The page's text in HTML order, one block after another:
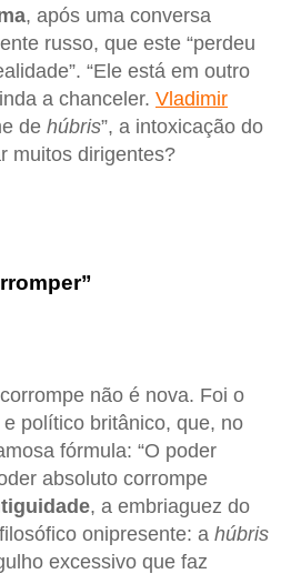
, após uma conversa
russo, que este “perdeu
“Ele está em outro
a chanceler. Vladimir
de húbris”, a intoxicação do
muitos dirigentes?
não é nova. Foi o
político britânico, que, no
fórmula: “O poder
absoluto corrompe
, a embriaguez do
onipresente: a húbris
excessivo que faz